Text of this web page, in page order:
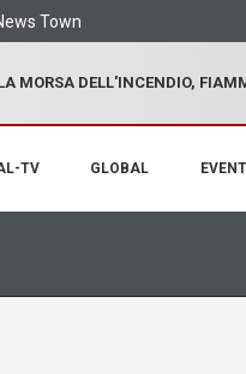
Town
MORSA DELL'INCENDIO,
TV GLOBAL EVENTI